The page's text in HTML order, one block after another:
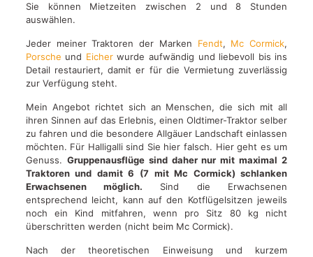
Sie können Mietzeiten zwischen 2 und 8 Stunden
auswählen.
Jeder meiner Traktoren der Marken Fendt, Mc Cormick,
Porsche und Eicherwurde aufwändig und liebevoll bis ins
Detail restauriert, damit er für die Vermietung zuverlässig
zur Verfügung steht.
Mein Angebot richtet sich an Menschen, die sich mit all
ihren Sinnen auf das Erlebnis, einen Oldtimer-Traktor selber
zu fahren und die besondere Allgäuer Landschaft einlassen
möchten. Für Halligalli sind Sie hier falsch. Hier geht es um
Genuss. Gruppenausflüge sind daher nur mit maximal 2
Traktoren und damit 6 (7 mit Mc Cormick) schlanken
Erwachsenen möglich. Sind die Erwachsenen
entsprechend leicht, kann auf den Kotflügelsitzen jeweils
noch ein Kind mitfahren, wenn pro Sitz 80 kg nicht
überschritten werden (nicht beim Mc Cormick).
Nach der theoretischen Einweisung und kurzem